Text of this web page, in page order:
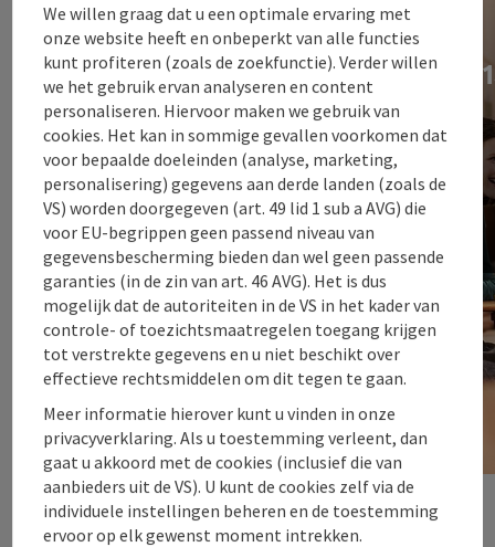
Zauner banketbakkerij
Een bezoek aan de Zauner patisserie in Bad Ischl is
een must. De voormalige k.u.k. Hofzuckerbäcker kijkt
terug op een lange geschiedenis in de productie van
zoetwaren.
Start
We willen graag dat u een optimale ervaring met
onze website heeft en onbeperkt van alle functies
kunt profiteren (zoals de zoekfunctie). Verder willen
we het gebruik ervan analyseren en content
personaliseren. Hiervoor maken we gebruik van
cookies. Het kan in sommige gevallen voorkomen dat
voor bepaalde doeleinden (analyse, marketing,
personalisering) gegevens aan derde landen (zoals de
VS) worden doorgegeven (art. 49 lid 1 sub a AVG) die
voor EU-begrippen geen passend niveau van
gegevensbescherming bieden dan wel geen passende
garanties (in de zin van art. 46 AVG). Het is dus
mogelijk dat de autoriteiten in de VS in het kader van
controle- of toezichtsmaatregelen toegang krijgen
tot verstrekte gegevens en u niet beschikt over
effectieve rechtsmiddelen om dit tegen te gaan.
Meer informatie hierover kunt u vinden in onze
privacyverklaring. Als u toestemming verleent, dan
gaat u akkoord met de cookies (inclusief die van
aanbieders uit de VS). U kunt de cookies zelf via de
individuele instellingen beheren en de toestemming
ervoor op elk gewenst moment intrekken.